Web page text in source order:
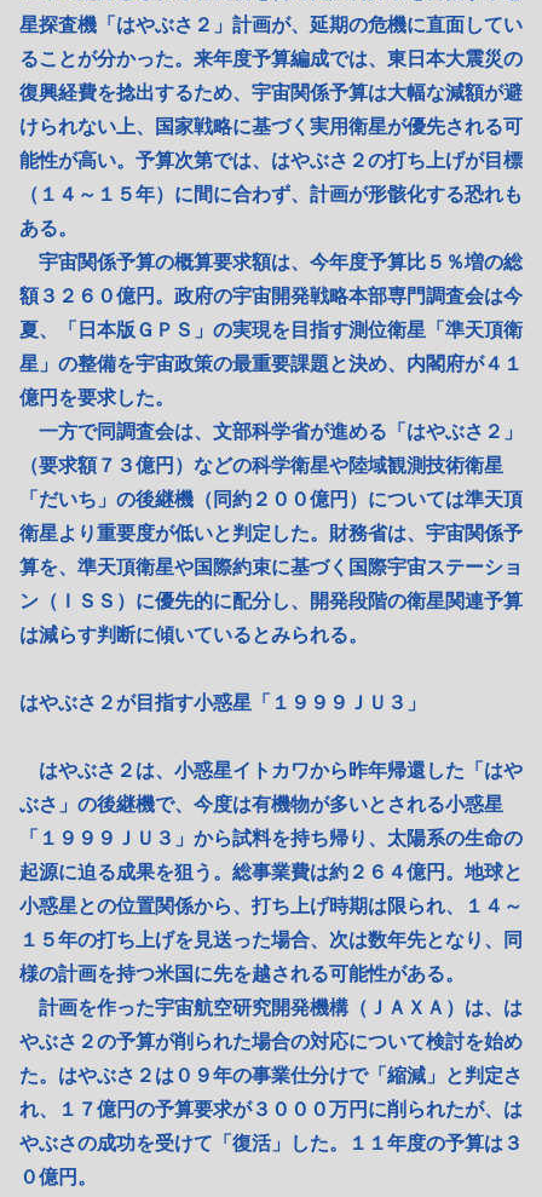
星探査機「はやぶさ２」計画が、延期の危機に直面してい
ることが分かった。来年度予算編成では、東日本大震災の
復興経費を捻出するため、宇宙関係予算は大幅な減額が避
けられない上、国家戦略に基づく実用衛星が優先される可
能性が高い。予算次第では、はやぶさ２の打ち上げが目標
（１４～１５年）に間に合わず、計画が形骸化する恐れも
ある。
宇宙関係予算の概算要求額は、今年度予算比５％増の総
額３２６０億円。政府の宇宙開発戦略本部専門調査会は今
夏、「日本版ＧＰＳ」の実現を目指す測位衛星「準天頂衛
星」の整備を宇宙政策の最重要課題と決め、内閣府が４１
億円を要求した。
一方で同調査会は、文部科学省が進める「はやぶさ２」
（要求額７３億円）などの科学衛星や陸域観測技術衛星
「だいち」の後継機（同約２００億円）については準天頂
衛星より重要度が低いと判定した。財務省は、宇宙関係予
算を、準天頂衛星や国際約束に基づく国際宇宙ステーショ
ン（ＩＳＳ）に優先的に配分し、開発段階の衛星関連予算
は減らす判断に傾いているとみられる。
はやぶさ２が目指す小惑星「１９９９ＪＵ３」
はやぶさ２は、小惑星イトカワから昨年帰還した「はや
ぶさ」の後継機で、今度は有機物が多いとされる小惑星
「１９９９ＪＵ３」から試料を持ち帰り、太陽系の生命の
起源に迫る成果を狙う。総事業費は約２６４億円。地球と
小惑星との位置関係から、打ち上げ時期は限られ、１４～
１５年の打ち上げを見送った場合、次は数年先となり、同
様の計画を持つ米国に先を越される可能性がある。
計画を作った宇宙航空研究開発機構（ＪＡＸＡ）は、は
やぶさ２の予算が削られた場合の対応について検討を始め
た。はやぶさ２は０９年の事業仕分けで「縮減」と判定さ
れ、１７億円の予算要求が３０００万円に削られたが、は
やぶさの成功を受けて「復活」した。１１年度の予算は３
０億円。